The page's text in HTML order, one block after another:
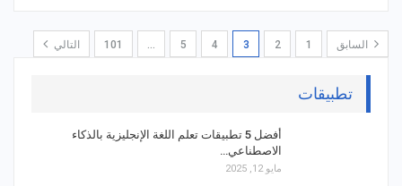
السابق 1
2
3
4
5
…
101 التالي
تطبيقات
أفضل 5 تطبيقات تعلم اللغة الإنجليزية بالذكاء
الاصطناعي…
مايو 12, 2025